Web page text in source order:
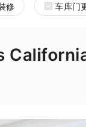
修 车库门